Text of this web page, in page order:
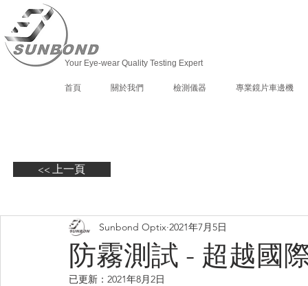
Your Eye-wear Quality Testing Expert
首頁 關於我們 檢測儀器 專業鏡片車邊機
防霧測試 - 超越國
Sunbond Optix 2021年7月5日
已更新： 2021年8月2日
<< 上一頁